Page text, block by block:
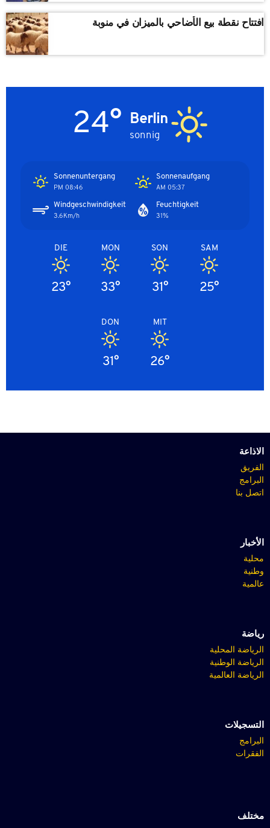
افتتاح نقطة بيع الأضاحي بالميزان في منوبة
Berlin
sonnig
24°
Sonnenaufgang
05:37 AM
Sonnenuntergang
08:46 PM
Feuchtigkeit
31%
Windgeschwindigkeit
3.6Km/h
SAM
25°
SON
31°
MON
33°
DIE
23°
MIT
26°
DON
31°
الاذاعة
الفريق
البرامج
اتصل بنا
الأخبار
محلية
وطنية
عالمية
رياضة
الرياضة المحلية
الرياضة الوطنية
الرياضة العالمية
التسجيلات
البرامج
الفقرات
مختلف